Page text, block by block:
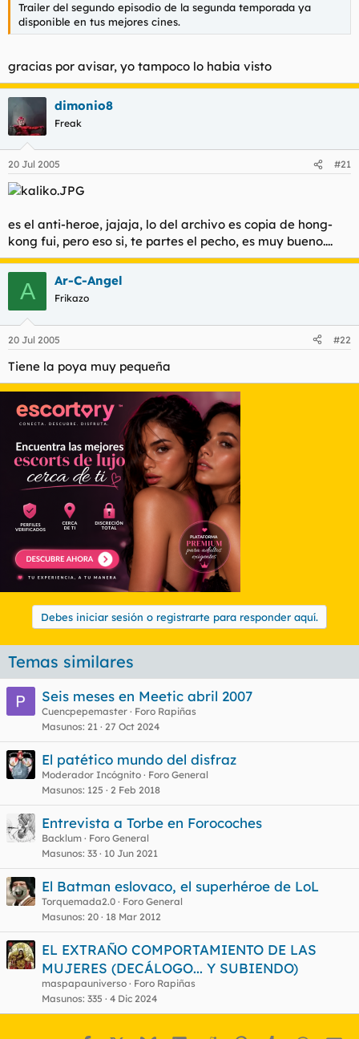
Trailer del segundo episodio de la segunda temporada ya
disponible en tus mejores cines.
gracias por avisar, yo tampoco lo habia visto
dimonio8
Freak
20 Jul 2005 #21
es el anti-heroe, jajaja, lo del archivo es copia de hong-
kong fui, pero eso si, te partes el pecho, es muy bueno....
A Ar-C-Angel
Frikazo
20 Jul 2005 #22
Tiene la poya muy pequeña
Debes iniciar sesión o registrarte para responder aquí.
Temas similares
Seis meses en Meetic abril 2007
Cuencpepemaster
Foro Rapiñas
Masunos 21 27 Oct 2024
El patético mundo del disfraz
Moderador Incógnito
Foro General
Masunos 125 2 Feb 2018
Entrevista a Torbe en Forocoches
Backlum
Foro General
Masunos 33 10 Jun 2021
El Batman eslovaco, el superhéroe de LoL
Torquemada2.0
Foro General
Masunos 20 18 Mar 2012
EL EXTRAÑO COMPORTAMIENTO DE LAS
MUJERES (DECÁLOGO... Y SUBIENDO)
maspapauniverso
Foro Rapiñas
Masunos 335 4 Dic 2024